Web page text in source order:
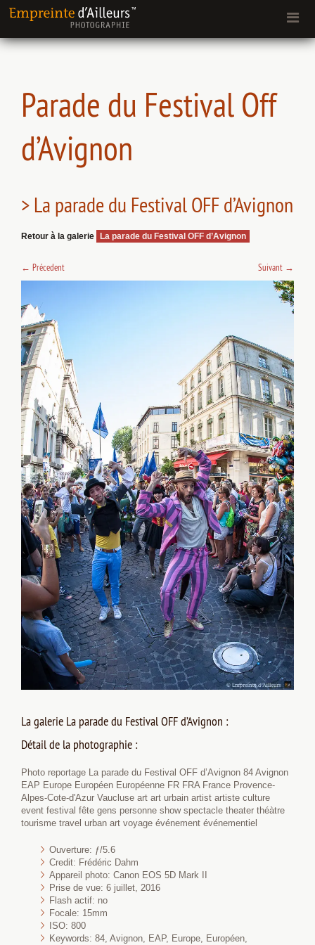
Parade du Festival Off
d’Avignon
> La parade du Festival OFF d’Avignon
Retour à la galerie La parade du Festival OFF d’Avignon
← Précedent Suivant →
La galerie La parade du Festival OFF d’Avignon :
Détail de la photographie :
Photo reportage La parade du Festival OFF d’Avignon 84 Avignon
EAP Europe Européen Européenne FR FRA France Provence-
Alpes-Cote-d'Azur Vaucluse art art urbain artist artiste culture
event festival fête gens personne show spectacle theater théàtre
tourisme travel urban art voyage événement événementiel
Ouverture: ƒ/5.6
Credit: Frédéric Dahm
Appareil photo: Canon EOS 5D Mark II
Prise de vue: 6 juillet, 2016
Flash actif: no
Focale: 15mm
ISO: 800
Keywords: 84, Avignon, EAP, Europe, Européen,